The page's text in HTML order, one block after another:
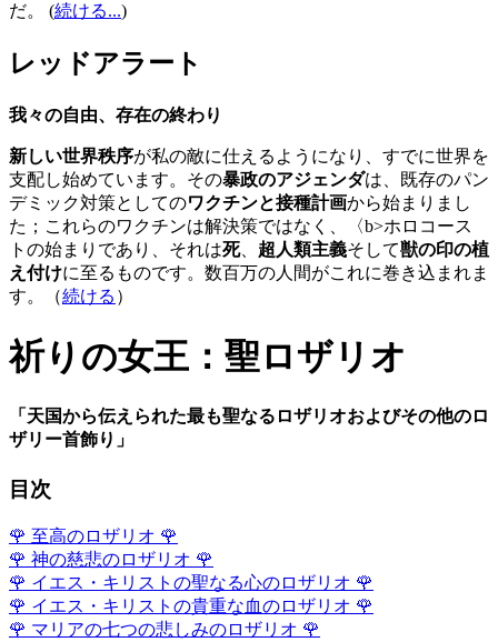
だ。
(続ける...)
レッドアラート
我々の自由、存在の終わり
新しい世界秩序が私の敵に仕えるようになり、すでに世界を
支配し始めています。その暴政のアジェンダは、既存のパン
デミック対策としてのワクチンと接種計画から始まりまし
た；これらのワクチンは解決策ではなく、〈b>ホロコース
トの始まりであり、それは死、 超人類主義そして獣の印の植
え付けに至るものです。数百万の人間がこれに巻き込まれま
す。（続ける ）
祈りの女王：聖ロザリオ
「天国から伝えられた最も聖なるロザリオおよびその他のロ
ザリー首飾り」
目次
🌹 至高のロザリオ 🌹
🌹 神の慈悲のロザリオ 🌹
🌹 イエス・キリストの聖なる心のロザリオ 🌹
🌹 イエス・キリストの貴重な血のロザリオ 🌹
🌹 マリアの七つの悲しみのロザリオ 🌹